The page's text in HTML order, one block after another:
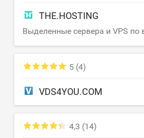
THE.HOSTING
Выделенные сервера и VPS по
VDS4YOU.COM
5 (4)
4,3 (14)